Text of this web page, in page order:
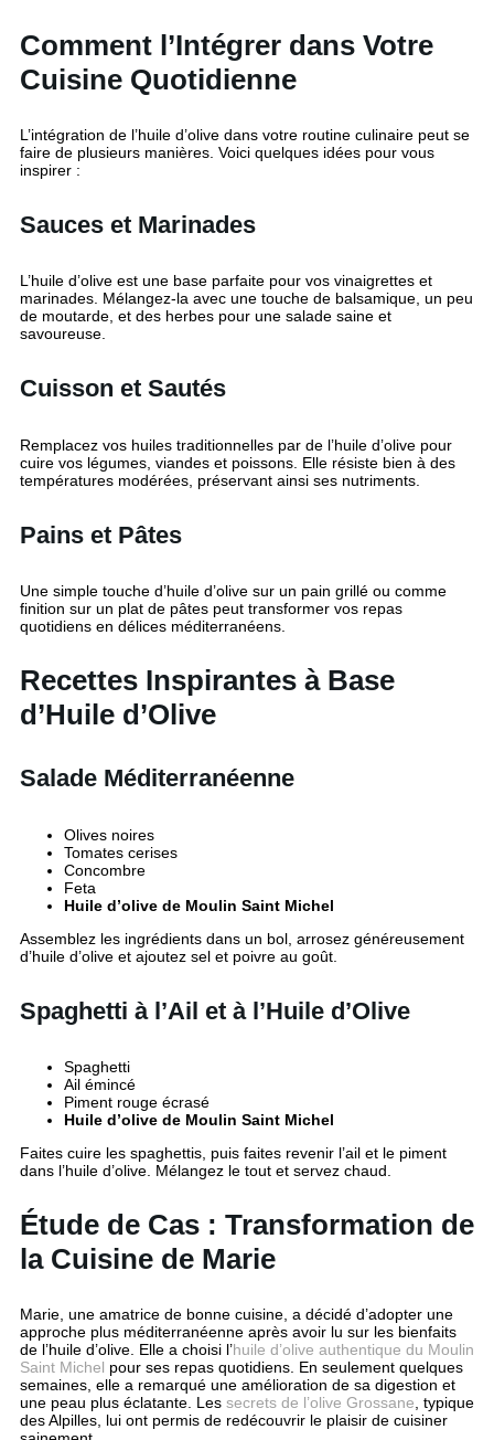
Comment l’Intégrer dans Votre
Cuisine Quotidienne
L’intégration de l’huile d’olive dans votre routine culinaire peut se
faire de plusieurs manières. Voici quelques idées pour vous
inspirer :
Sauces et Marinades
L’huile d’olive est une base parfaite pour vos vinaigrettes et
marinades. Mélangez-la avec une touche de balsamique, un peu
de moutarde, et des herbes pour une salade saine et
savoureuse.
Cuisson et Sautés
Remplacez vos huiles traditionnelles par de l’huile d’olive pour
cuire vos légumes, viandes et poissons. Elle résiste bien à des
températures modérées, préservant ainsi ses nutriments.
Pains et Pâtes
Une simple touche d’huile d’olive sur un pain grillé ou comme
finition sur un plat de pâtes peut transformer vos repas
quotidiens en délices méditerranéens.
Recettes Inspirantes à Base
d’Huile d’Olive
Salade Méditerranéenne
Olives noires
Tomates cerises
Concombre
Feta
Huile d’olive de Moulin Saint Michel
Assemblez les ingrédients dans un bol, arrosez généreusement
d’huile d’olive et ajoutez sel et poivre au goût.
Spaghetti à l’Ail et à l’Huile d’Olive
Spaghetti
Ail émincé
Piment rouge écrasé
Huile d’olive de Moulin Saint Michel
Faites cuire les spaghettis, puis faites revenir l’ail et le piment
dans l’huile d’olive. Mélangez le tout et servez chaud.
Étude de Cas : Transformation de
la Cuisine de Marie
Marie, une amatrice de bonne cuisine, a décidé d’adopter une
approche plus méditerranéenne après avoir lu sur les bienfaits
de l’huile d’olive. Elle a choisi l’huile d’olive authentique du Moulin
Saint Michel pour ses repas quotidiens. En seulement quelques
semaines, elle a remarqué une amélioration de sa digestion et
une peau plus éclatante. Les secrets de l’olive Grossane , typique
des Alpilles, lui ont permis de redécouvrir le plaisir de cuisiner